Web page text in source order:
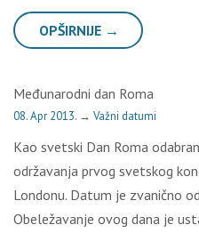
OPŠIRNIJE →
Međunarodni dan Roma
08. Apr 2013. → Važni datumi
Kao svetski Dan Roma
održavanja prvog svetskog
Londonu. Datum je zvanično
Obeležavanje ovog dana je